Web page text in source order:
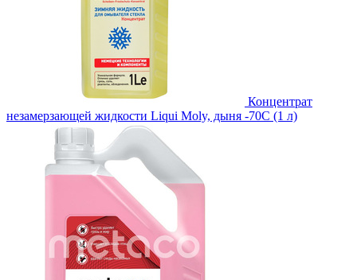
Концентрат
незамерзающей жидкости Liqui Moly, дыня -70С (1 л)